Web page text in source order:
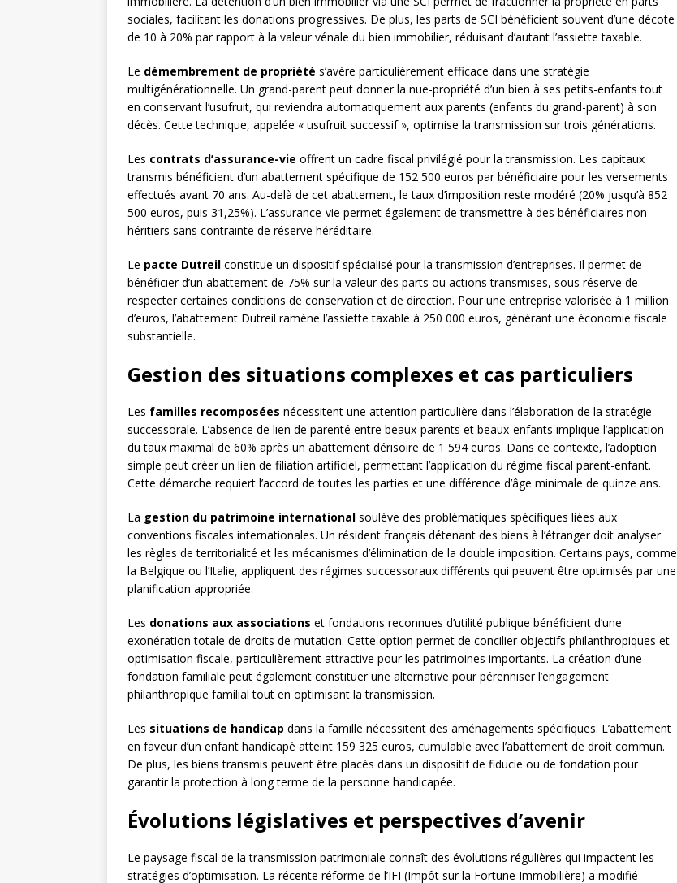
sociales, facilitant les donations progressives. De plus, les parts de SCI bénéficient souvent d’une décote
de 10 à 20% par rapport à la valeur vénale du bien immobilier, réduisant d’autant l’assiette taxable.
Le démembrement de propriété s’avère particulièrement efficace dans une stratégie
multigénérationnelle. Un grand-parent peut donner la nue-propriété d’un bien à ses petits-enfants tout
en conservant l’usufruit, qui reviendra automatiquement aux parents (enfants du grand-parent) à son
décès. Cette technique, appelée « usufruit successif », optimise la transmission sur trois générations.
Les contrats d’assurance-vie offrent un cadre fiscal privilégié pour la transmission. Les capitaux
transmis bénéficient d’un abattement spécifique de 152 500 euros par bénéficiaire pour les versements
effectués avant 70 ans. Au-delà de cet abattement, le taux d’imposition reste modéré (20% jusqu’à 852
500 euros, puis 31,25%). L’assurance-vie permet également de transmettre à des bénéficiaires non-
héritiers sans contrainte de réserve héréditaire.
Le pacte Dutreil constitue un dispositif spécialisé pour la transmission d’entreprises. Il permet de
bénéficier d’un abattement de 75% sur la valeur des parts ou actions transmises, sous réserve de
respecter certaines conditions de conservation et de direction. Pour une entreprise valorisée à 1 million
d’euros, l’abattement Dutreil ramène l’assiette taxable à 250 000 euros, générant une économie fiscale
substantielle.
Gestion des situations complexes et cas particuliers
Les familles recomposées nécessitent une attention particulière dans l’élaboration de la stratégie
successorale. L’absence de lien de parenté entre beaux-parents et beaux-enfants implique l’application
du taux maximal de 60% après un abattement dérisoire de 1 594 euros. Dans ce contexte, l’adoption
simple peut créer un lien de filiation artificiel, permettant l’application du régime fiscal parent-enfant.
Cette démarche requiert l’accord de toutes les parties et une différence d’âge minimale de quinze ans.
La gestion du patrimoine international soulève des problématiques spécifiques liées aux
conventions fiscales internationales. Un résident français détenant des biens à l’étranger doit analyser
les règles de territorialité et les mécanismes d’élimination de la double imposition. Certains pays, comme
la Belgique ou l’Italie, appliquent des régimes successoraux différents qui peuvent être optimisés par une
planification appropriée.
Les donations aux associations et fondations reconnues d’utilité publique bénéficient d’une
exonération totale de droits de mutation. Cette option permet de concilier objectifs philanthropiques et
optimisation fiscale, particulièrement attractive pour les patrimoines importants. La création d’une
fondation familiale peut également constituer une alternative pour pérenniser l’engagement
philanthropique familial tout en optimisant la transmission.
Les situations de handicap dans la famille nécessitent des aménagements spécifiques. L’abattement
en faveur d’un enfant handicapé atteint 159 325 euros, cumulable avec l’abattement de droit commun.
De plus, les biens transmis peuvent être placés dans un dispositif de fiducie ou de fondation pour
garantir la protection à long terme de la personne handicapée.
Évolutions législatives et perspectives d’avenir
Le paysage fiscal de la transmission patrimoniale connaît des évolutions régulières qui impactent les
stratégies d’optimisation. La récente réforme de l’IFI (Impôt sur la Fortune Immobilière) a modifié